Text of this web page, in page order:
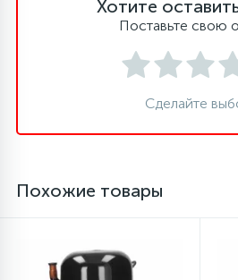
Шкивы барабана
Шланги залива
Хотите
Поставьте свою
Сделайте
Похожие товары